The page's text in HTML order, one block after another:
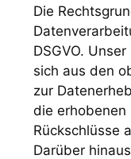
Die
DSGVO.
sich aus den
zur
die erhobenen
Rückschlüsse
Darüber